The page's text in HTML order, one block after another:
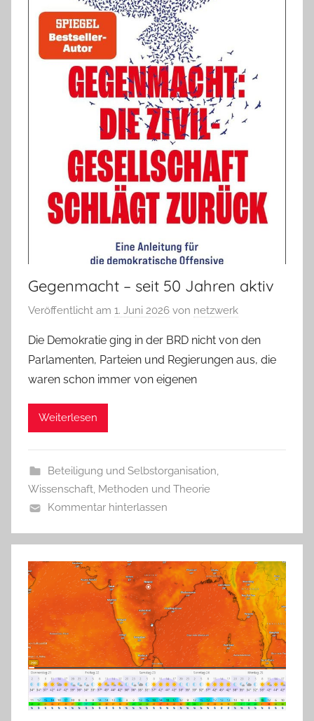
Gegenmacht – seit 50 Jahren aktiv
Veröffentlicht am 1. Juni 2026 von netzwerk
Die Demokratie ging in der BRD nicht von den
Parlamenten, Parteien und Regierungen aus, die
waren schon immer von eigenen
Weiterlesen
Beteiligung und Selbstorganisation,
Wissenschaft, Methoden und Theorie
Kommentar hinterlassen